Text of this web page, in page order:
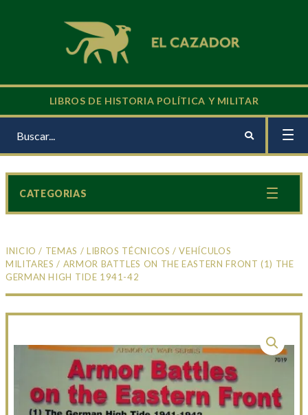
LIBROS DE HISTORIA POLÍTICA Y MILITAR
INICIO / TEMAS / LIBROS TÉCNICOS /VEHÍCULOS
MILITARES / ARMOR BATTLES ON THE EASTERN FRONT (1) THE
GERMAN HIGH TIDE 1941-42
CATEGORIAS